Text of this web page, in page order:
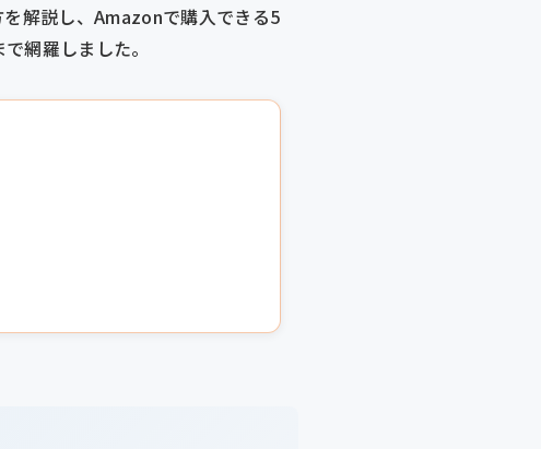
解説し、Amazonで購入できる5
網羅しました。